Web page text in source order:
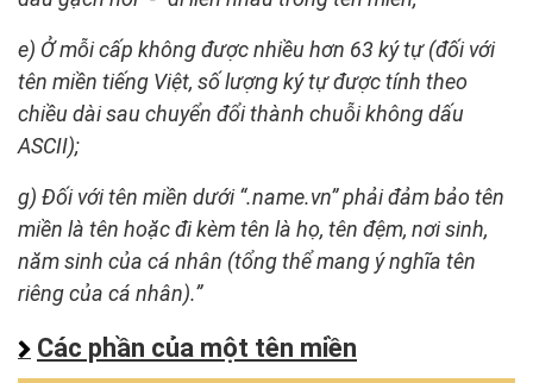
e) Ở mỗi cấp không được nhiều hơn 63 ký tự (đối với
tên miền tiếng Việt, số lượng ký tự được tính theo
chiều dài sau chuyển đổi thành chuỗi không dấu
ASCII);
g) Đối với tên miền dưới “.name.vn” phải đảm bảo tên
miền là tên hoặc đi kèm tên là họ, tên đệm, nơi sinh,
năm sinh của cá nhân (tổng thể mang ý nghĩa tên
riêng của cá nhân).”
Các phần của một tên miền